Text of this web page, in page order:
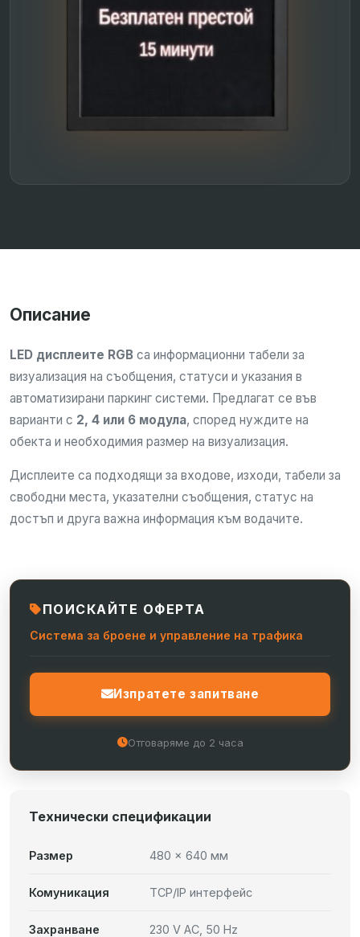
Описание
LED дисплеите RGB са информационни табели за
визуализация на съобщения, статуси и указания в
автоматизирани паркинг системи. Предлагат се във
варианти с 2, 4 или 6 модула, според нуждите на
обекта и необходимия размер на визуализация.
Дисплеите са подходящи за входове, изходи, табели за
свободни места, указателни съобщения, статус на
достъп и друга важна информация към водачите.
ПОИСКАЙТЕ ОФЕРТА
Система за броене и управление на трафика
Изпратете запитване
Отговаряме до 2 часа
Технически спецификации
Размер 480 x 640 мм
Комуникация TCP/IP интерфейс
Захранване 230 V AC, 50 Hz